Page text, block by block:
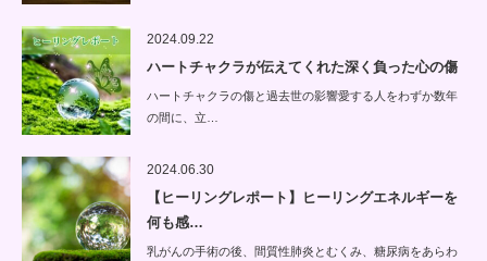
2024.09.22
ハートチャクラが伝えてくれた深く負った心の傷
ハートチャクラの傷と過去世の影響愛する人をわずか数年
の間に、立…
2024.06.30
【ヒーリングレポート】ヒーリングエネルギーを
何も感…
乳がんの手術の後、間質性肺炎とむくみ、糖尿病をあらわ